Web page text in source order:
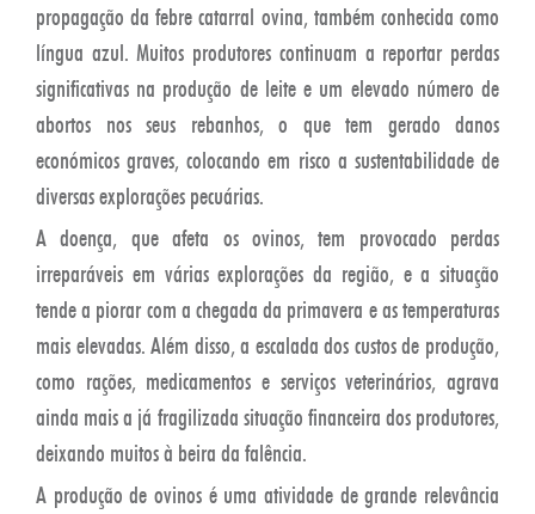
propagação da febre catarral ovina, também conhecida como
língua azul. Muitos produtores continuam a reportar perdas
significativas na produção de leite e um elevado número de
abortos nos seus rebanhos, o que tem gerado danos
económicos graves, colocando em risco a sustentabilidade de
diversas explorações pecuárias.
A doença, que afeta os ovinos, tem provocado perdas
irreparáveis em várias explorações da região, e a situação
tende a piorar com a chegada da primavera e as temperaturas
mais elevadas. Além disso, a escalada dos custos de produção,
como rações, medicamentos e serviços veterinários, agrava
ainda mais a já fragilizada situação financeira dos produtores,
deixando muitos à beira da falência.
A produção de ovinos é uma atividade de grande relevância